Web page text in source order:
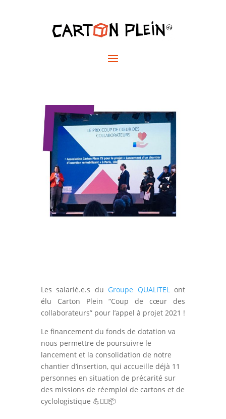
CARTON PLEIN « Coup
de coeur » des
QUALITEL
Les salarié.e.s du Groupe QUALITELont
élu Carton Plein “Coup de cœur des
collaborateurs” pour l’appel à projet 2021 !
Le financement du fonds de dotation va
nous permettre de poursuivre le
lancement et la consolidation de notre
chantier d’insertion, qui accueille déjà 11
personnes en situation de précarité sur
des missions de réemploi de cartons et de
cyclologistique 💪🚴‍♂️📦